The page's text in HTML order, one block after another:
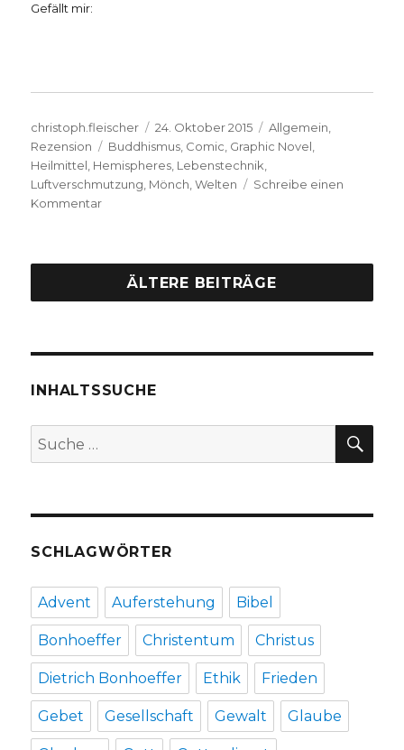
Gefällt mir:
Autor
christoph.fleischer
Veröffentlicht
am
24. Oktober 2015 Kategorien
Allgemein,
Rezension
Schlagwörter
Buddhismus, Comic, Graphic Novel,
Heilmittel, Hemispheres, Lebenstechnik,
Luftverschmutzung, Mönch,Welten
Schreibe einen
Kommentarzu
NiklasÄLTERE BEITRÄGE
INHALTSSUCHE
Suche
nach:
SCHLAGWÖRTER
Advent Auferstehung Bibel
Bonhoeffer Christentum Christus
Dietrich Bonhoeffer Ethik Frieden
Gebet Gesellschaft Gewalt Glaube